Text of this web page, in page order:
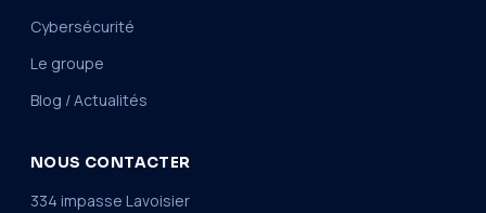
Cybersécurité
Le groupe
Blog / Actualités
NOUS CONTACTER
334 impasse Lavoisier